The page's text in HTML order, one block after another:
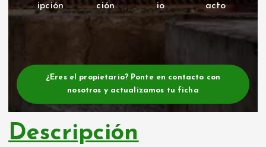
ipción
ción
io
acto
¿Eres el propietario? Ponte en contacto con
nosotros y actualizamos tu ficha
Descripción